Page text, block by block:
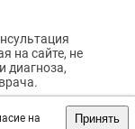
на
Принять
на сайте, не
диагноза,